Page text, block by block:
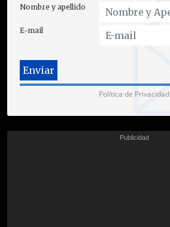
Nombre y apellido
E-mail
Política de Privacidad